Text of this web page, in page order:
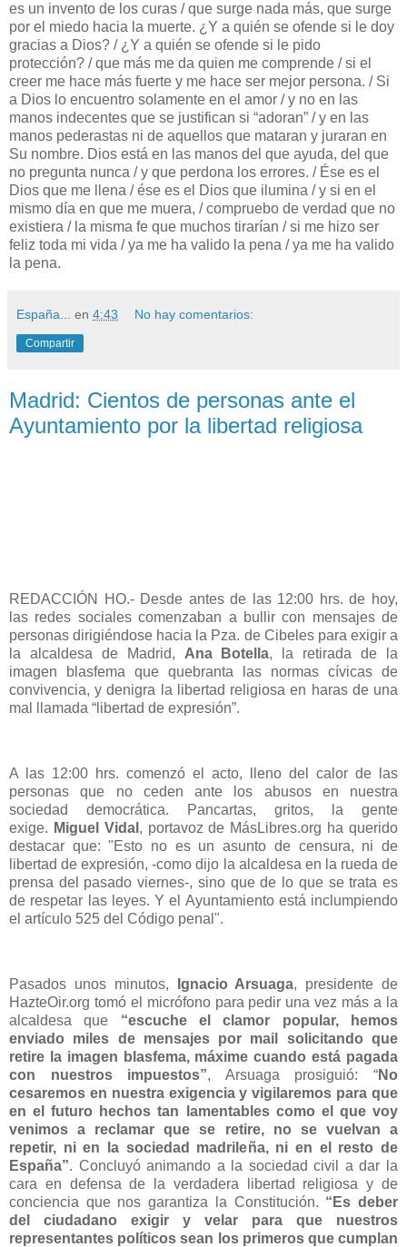
es un invento de los curas / que surge nada más, que surge
por el miedo hacia la muerte. ¿Y a quién se ofende si le doy
gracias a Dios? / ¿Y a quién se ofende si le pido
protección? / que más me da quien me comprende / si el
creer me hace más fuerte y me hace ser mejor persona. / Si
a Dios lo encuentro solamente en el amor / y no en las
manos indecentes que se justifican si “adoran” / y en las
manos pederastas ni de aquellos que mataran y juraran en
Su nombre. Dios está en las manos del que ayuda, del que
no pregunta nunca / y que perdona los errores. / Ése es el
Dios que me llena / ése es el Dios que ilumina / y si en el
mismo día en que me muera, / compruebo de verdad que no
existiera / la misma fe que muchos tirarían / si me hizo ser
feliz toda mi vida / ya me ha valido la pena / ya me ha valido
la pena.
España... en 4:43 No hay comentarios:
Compartir
Madrid: Cientos de personas ante el
Ayuntamiento por la libertad religiosa
REDACCIÓN HO.- Desde antes de las 12:00 hrs. de hoy,
las redes sociales comenzaban a bullir con mensajes de
personas dirigiéndose hacia la Pza. de Cibeles para exigir a
la alcaldesa de Madrid,
Ana Botella, la retirada de la
imagen blasfema que quebranta las normas cívicas de
convivencia, y denigra la libertad religiosa en haras de una
mal llamada “libertad de expresión”.
A las 12:00 hrs. comenzó el acto, lleno del calor de las
personas que no ceden ante los abusos en nuestra
sociedad democrática. Pancartas, gritos, la gente
exige. Miguel Vidal , portavoz de MásLibres.org ha querido
destacar que: "Esto no es un asunto de censura, ni de
libertad de expresión, -como dijo la alcaldesa en la rueda de
prensa del pasado viernes-, sino que de lo que se trata es
de respetar las leyes. Y el Ayuntamiento está inclumpiendo
el artículo 525 del Código penal".
Pasados unos minutos, Ignacio Arsuaga, presidente de
HazteOir.org tomó el micrófono para pedir una vez más a la
alcaldesa que “escuche el clamor popular, hemos
enviado miles de mensajes por mail solicitando que
retire la imagen blasfema, máxime cuando está pagada
con nuestros impuestos”, Arsuaga prosiguió: “No
cesaremos en nuestra exigencia y vigilaremos para que
en el futuro hechos tan lamentables como el que voy
venimos a reclamar que se retire, no se vuelvan a
repetir, ni en la sociedad madrileña, ni en el resto de
España”. Concluyó animando a la sociedad civil a dar la
cara en defensa de la verdadera libertad religiosa y de
conciencia que nos garantiza la Constitución. “Es deber
del ciudadano exigir y velar para que nuestros
representantes políticos sean los primeros que cumplan